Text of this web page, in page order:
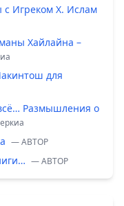
Игреком Х. Ислам
Хайлайна –
для
Размышления о
— ABTOP
— ABTOP